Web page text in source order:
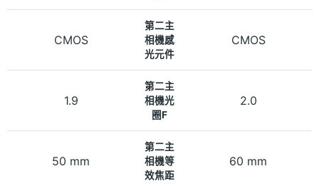
CMOS
第二主
相機感
光元件
CMOS
1.9
第二主
相機光
圈F
2.0
50 mm
第二主
相機等
效焦距
60 mm